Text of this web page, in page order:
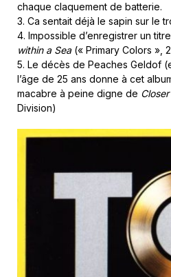
chaque claquement de batterie.
3. Ca sentait déjà le sapin sur le
4. Impossible d’enregistrer un
within a Sea(« Primary Colors »,
5. Le décès de Peaches Geldof
l’âge de 25 ans donne à cet
macabre à peine digne de Closer
Division)